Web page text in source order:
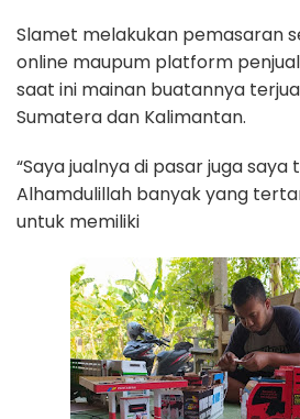
Slamet melakukan pemasaran
online maupum platform
saat ini mainan buatannya
Sumatera dan Kalimantan.
“Saya jualnya di pasar juga
Alhamdulillah banyak yang
untuk memiliki